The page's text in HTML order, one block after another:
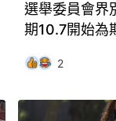
選舉委員會界
期10.7開始為
2